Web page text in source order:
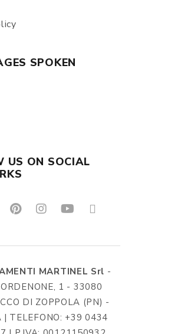
SPOKEN
US ON SOCIAL
MARTINEL Srl -
1 - 33080
DI ZOPPOLA (PN) -
| TELEFONO: +39 0434